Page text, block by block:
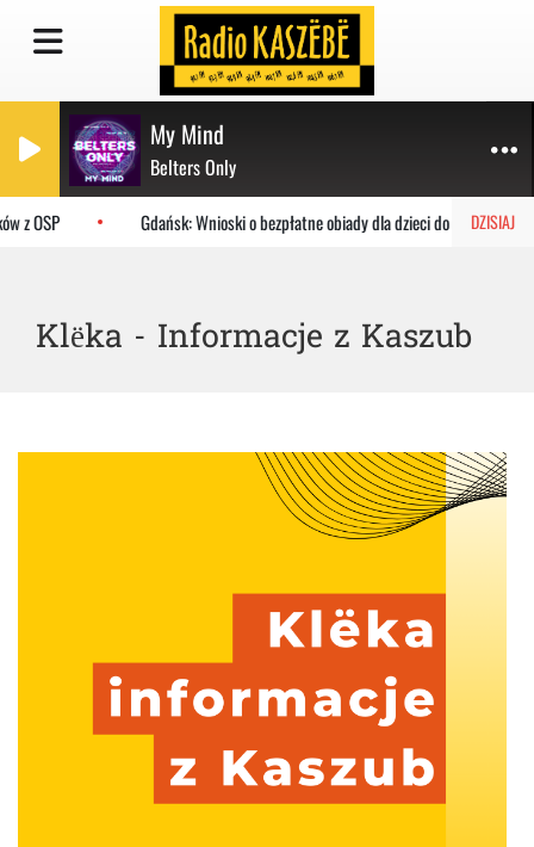
My Mind
Belters Only
DZISIAJ
z OSP Gdańsk: Wnioski o bezpłatne obiady dla dzieci do MOPR
Klëka - Informacje z Kaszub